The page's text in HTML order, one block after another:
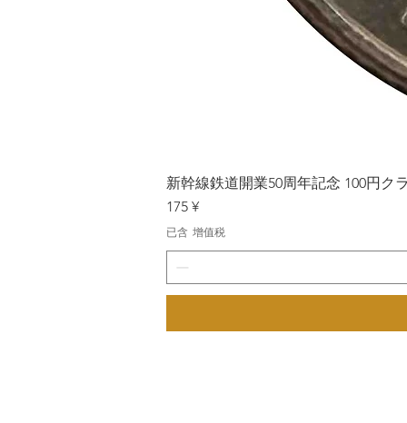
新幹線鉄道開業50周年記念 100円ク
價格
175 ¥
已含 增值税